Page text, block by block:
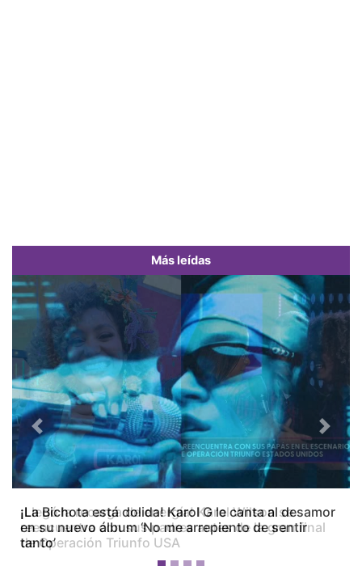
Más leídas
¡La Bichota está dolida! Karol G le canta al desamor
en su nuevo álbum ‘No me arrepiento de sentir
tanto’
Previous Next